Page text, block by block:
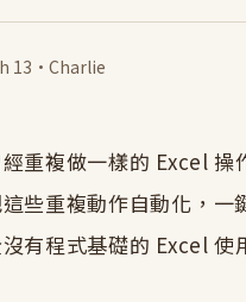
13 · Charlie
重複做一樣的 Excel 操
些重複動作自動化，一
有程式基礎的 Excel 使